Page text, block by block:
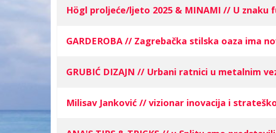
Högl proljeće/ljeto 2025 & MINAMI // U znaku
GARDEROBA // Zagrebačka stilska oaza ima
GRUBIĆ DIZAJN // Urbani ratnici u metalnim
Milisav Janković // vizionar inovacija i